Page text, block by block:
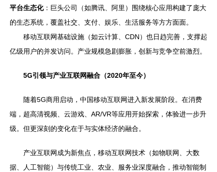
平台生态化：巨头公司（如腾讯、阿里）围绕核心应用构建了庞大
的生态系统，覆盖社交、支付、娱乐、生活服务等方方面面。
移动互联网基础设施（如云计算、CDN）也日趋完善，支撑起
亿级用户的并发访问。产业规模急剧膨胀，创新与竞争空前激烈。
5G引领与产业互联网融合（2020年至今）
随着5G商用启动，中国移动互联网进入新发展阶段。在消费
端，超高清视频、云游戏、AR/VR等应用开始探索，体验进一步升
级。但更深刻的变化在于与实体经济的融合。
产业互联网成为新焦点，移动互联网技术（如物联网、大数
据、人工智能）与传统工业、农业、服务业深度融合，推动智能制